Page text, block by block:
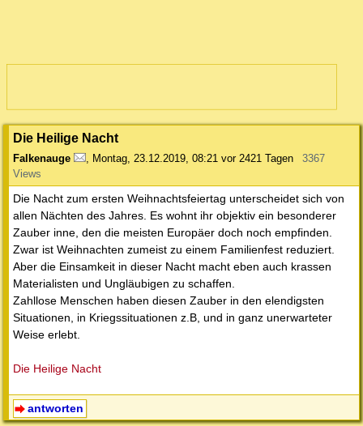
Die Heilige Nacht
Falkenauge Montag, 23.12.2019, 08:21 vor 2421 Tagen
3367
Views
Die Nacht zum ersten Weihnachtsfeiertag unterscheidet sich von
allen Nächten des Jahres. Es wohnt ihr objektiv ein besonderer
Zauber inne, den die meisten Europäer doch noch empfinden.
Zwar ist Weihnachten zumeist zu einem Familienfest reduziert.
Aber die Einsamkeit in dieser Nacht macht eben auch krassen
Materialisten und Ungläubigen zu schaffen.
Zahllose Menschen haben diesen Zauber in den elendigsten
Situationen, in Kriegssituationen z.B, und in ganz unerwarteter
Weise erlebt.
Die Heilige Nacht
antworten